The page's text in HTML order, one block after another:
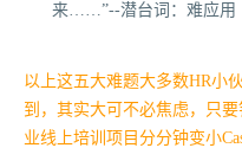
来……”--潜台词：难应用
以上这五大难题大多数HR小
到，其实大可不必焦虑，只
业线上培训项目分分钟变小